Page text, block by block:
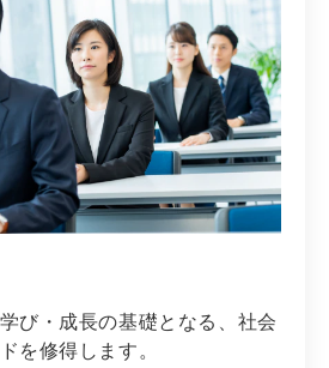
び・成長の基礎となる、社会
を修得します。